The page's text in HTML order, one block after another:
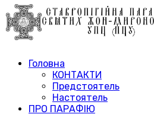
Головна
КОНТАКТИ
Предстоятель
Настоятель
ПРО ПАРАФІЮ